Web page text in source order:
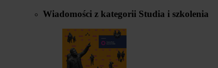
Wiadomości z kategorii Studia i szkolenia